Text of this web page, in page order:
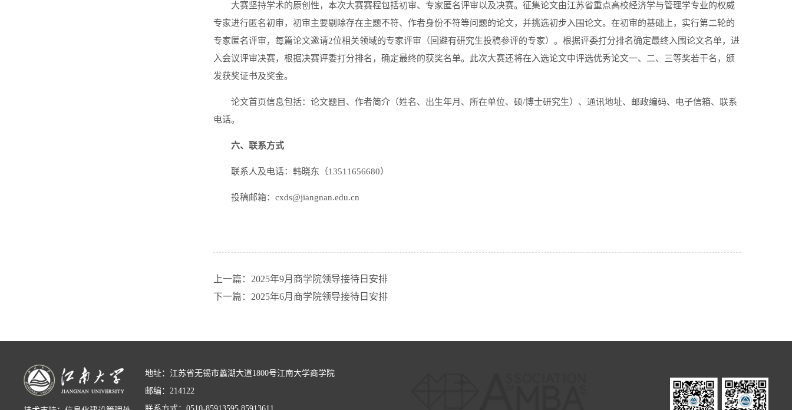
大赛坚持学术的原创性，本次大赛赛程包括初审、专家匿名评审以及决赛。征集论文由江苏省重点高校经济学与管理学专业的权威
专家进行匿名初审，初审主要剔除存在主题不符、作者身份不符等问题的论文，并挑选初步入围论文。在初审的基础上，实行第二轮的
专家匿名评审，每篇论文邀请2位相关领域的专家评审（回避有研究生投稿参评的专家）。根据评委打分排名确定最终入围论文名单，进
入会议评审决赛，根据决赛评委打分排名，确定最终的获奖名单。此次大赛还将在入选论文中评选优秀论文一、二、三等奖若干名，颁
发获奖证书及奖金。
论文首页信息包括：论文题目、作者简介（姓名、出生年月、所在单位、硕/博士研究生）、通讯地址、邮政编码、电子信箱、联系
电话。
六、联系方式
联系人及电话：韩晓东（13511656680）
投稿邮箱：cxds@jiangnan.edu.cn
上一篇：2025年9月商学院领导接待日安排
下一篇：2025年6月商学院领导接待日安排
地址：江苏省无锡市蠡湖大道1800号江南大学商学院
邮编：214122